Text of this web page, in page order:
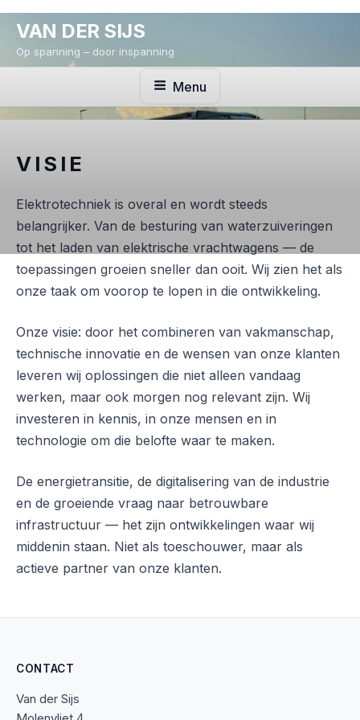
naar
inhoud
VAN DER SIJS
Op spanning – door inspanning
Menu
VISIE
Elektrotechniek is overal en wordt steeds
belangrijker. Van de besturing van waterzuiveringen
tot het laden van elektrische vrachtwagens — de
toepassingen groeien sneller dan ooit. Wij zien het als
onze taak om voorop te lopen in die ontwikkeling.
Onze visie: door het combineren van vakmanschap,
technische innovatie en de wensen van onze klanten
leveren wij oplossingen die niet alleen vandaag
werken, maar ook morgen nog relevant zijn. Wij
investeren in kennis, in onze mensen en in
technologie om die belofte waar te maken.
De energietransitie, de digitalisering van de industrie
en de groeiende vraag naar betrouwbare
infrastructuur — het zijn ontwikkelingen waar wij
middenin staan. Niet als toeschouwer, maar als
actieve partner van onze klanten.
CONTACT
Van der Sijs